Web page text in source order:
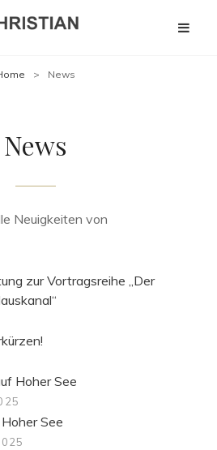
> News
News
Neuigkeiten von
zur Vortragsreihe „Der
Hoher See
See